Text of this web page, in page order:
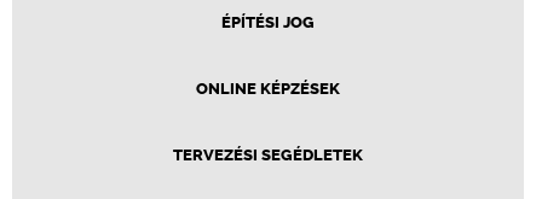
ÉPÍTÉSI JOG
ONLINE KÉPZÉSEK
TERVEZÉSI SEGÉDLETEK